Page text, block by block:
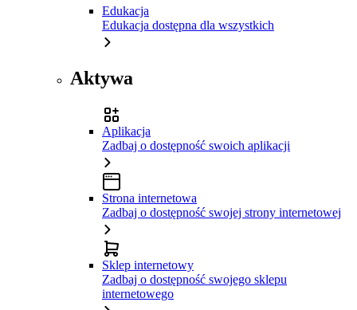
Edukacja
Edukacja dostępna dla wszystkich
Aktywa
Aplikacja
Zadbaj o dostępność swoich aplikacji
Strona internetowa
Zadbaj o dostępność swojej strony internetowej
Sklep internetowy
Zadbaj o dostępność swojego sklepu
internetowego